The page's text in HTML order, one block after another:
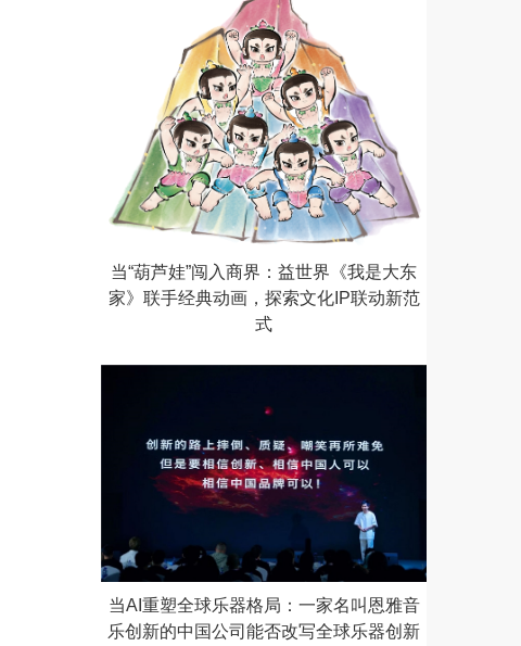
当“葫芦娃”闯入商界：益世界《我是大东
家》联手经典动画，探索文化IP联动新范
式
当AI重塑全球乐器格局：一家名叫恩雅音
乐创新的中国公司能否改写全球乐器创新